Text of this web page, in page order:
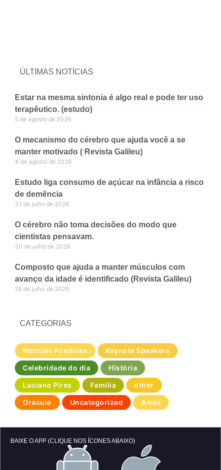
ÚLTIMAS NOTÍCIAS
Estar na mesma sintonia é algo real e pode ter uso
terapêutico. (estudo)
5 de agosto de 2026
O mecanismo do cérebro que ajuda você a se
manter motivado ( Revista Galileu)
4 de agosto de 2026
Estudo liga consumo de açúcar na infância a risco
de demência
31 de julho de 2026
O cérebro não toma decisões do modo que
cientistas pensavam.
30 de julho de 2026
Composto que ajuda a manter músculos com
avanço da idade é identificado (Revista Galileu)
29 de julho de 2026
CATEGORIAS
Notícias Positivas Keynote Speakers
Celebridade do dia História
Luciano Pires Família other
Oráculo Uncategorized Amor
BAIXE O APP (CLIQUE NOS ÍCONES ABAIXO)